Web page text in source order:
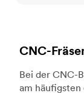
CNC-
Bei der CNC-
am